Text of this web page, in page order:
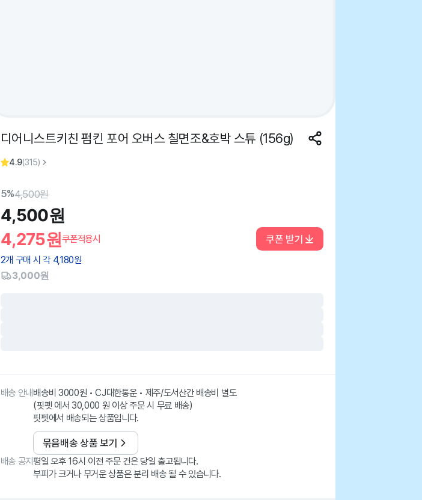
디어니스트키친 펌킨 포어 오버스 칠면조&호박 스튜 (156g)
4.9(315)
5%4,500원
4,500원
4,275원쿠폰적용시 쿠폰 받기
2개 구매 시 각 4,180원
3,000원
배송 안내배송비 3000원 • CJ대한통운 • 제주/도서산간 배송비 별도
(핏펫 에서 30,000 원 이상 주문 시 무료 배송)
핏펫에서 배송되는 상품입니다.
묶음배송 상품 보기
배송 공지평일 오후 16시 이전 주문 건은 당일 출고됩니다.
부피가 크거나 무거운 상품은 분리 배송 될 수 있습니다.